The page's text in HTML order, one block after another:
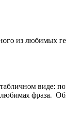
из любимых
виде:
фраза.